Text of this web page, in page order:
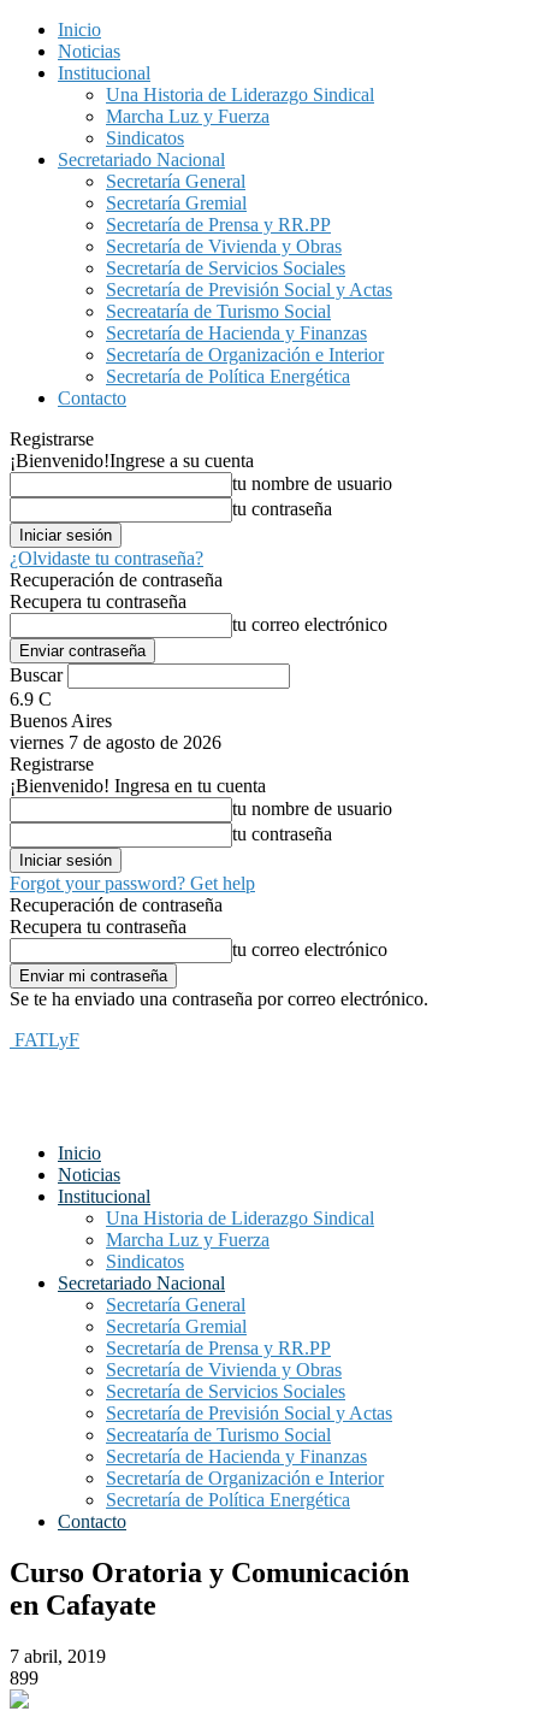
Inicio
Noticias
Institucional
Una Historia de Liderazgo Sindical
Marcha Luz y Fuerza
Sindicatos
Secretariado Nacional
Secretaría General
Secretaría Gremial
Secretaría de Prensa y RR.PP
Secretaría de Vivienda y Obras
Secretaría de Servicios Sociales
Secretaría de Previsión Social y Actas
Secreataría de Turismo Social
Secretaría de Hacienda y Finanzas
Secretaría de Organización e Interior
Secretaría de Política Energética
Contacto
Registrarse
¡Bienvenido!Ingrese a su cuenta
tu nombre de usuario
tu contraseña
¿Olvidaste tu contraseña?
Recuperación de contraseña
Recupera tu contraseña
tu correo electrónico
Buscar
6.9 C
Buenos Aires
viernes 7 de agosto de 2026
Registrarse
¡Bienvenido! Ingresa en tu cuenta
tu nombre de usuario
tu contraseña
Forgot your password? Get help
Recuperación de contraseña
Recupera tu contraseña
tu correo electrónico
Se te ha enviado una contraseña por correo electrónico.
FATLyF
Inicio
Noticias
Institucional
Una Historia de Liderazgo Sindical
Marcha Luz y Fuerza
Sindicatos
Secretariado Nacional
Secretaría General
Secretaría Gremial
Secretaría de Prensa y RR.PP
Secretaría de Vivienda y Obras
Secretaría de Servicios Sociales
Secretaría de Previsión Social y Actas
Secreataría de Turismo Social
Secretaría de Hacienda y Finanzas
Secretaría de Organización e Interior
Secretaría de Política Energética
Contacto
Curso Oratoria y Comunicación
en Cafayate
7 abril, 2019
899